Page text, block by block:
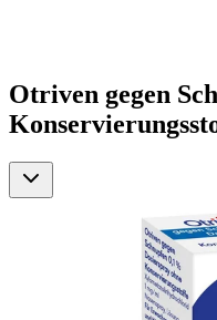
Otriven gegen